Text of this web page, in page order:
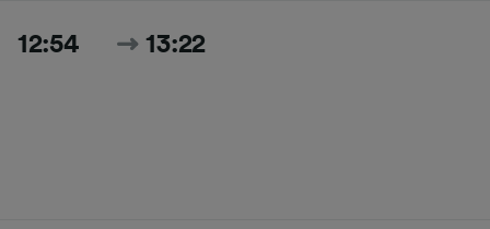
12:54 13:22